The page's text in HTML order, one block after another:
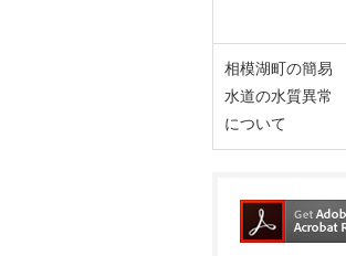
相模湖町の簡易
水道の水質異常
について